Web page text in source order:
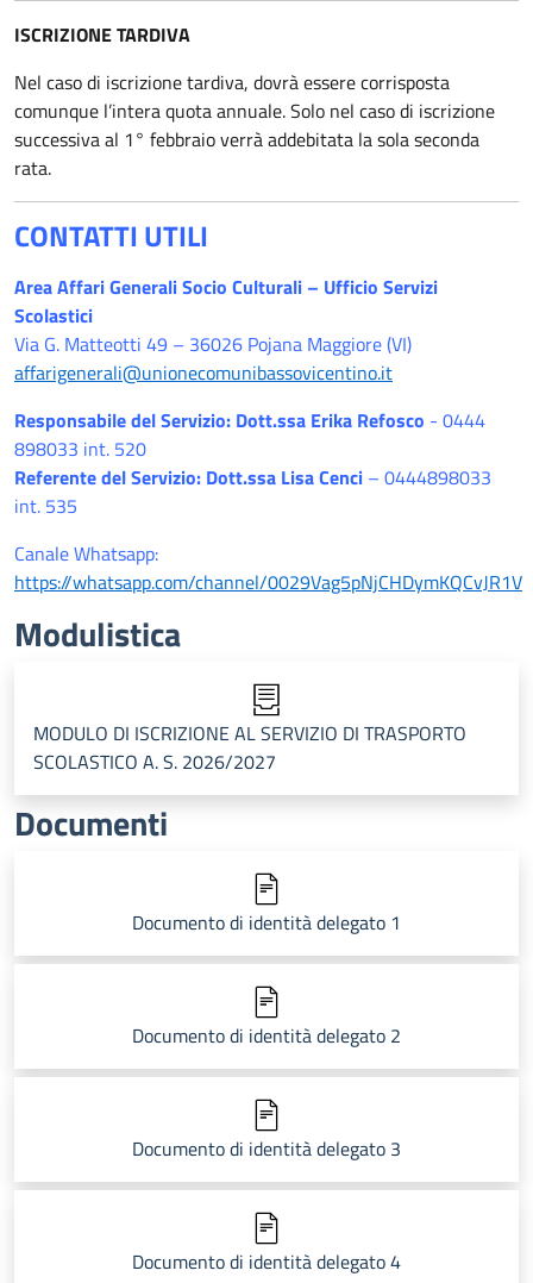
ISCRIZIONE TARDIVA
Nel caso di iscrizione tardiva, dovrà essere corrisposta
comunque l’intera quota annuale. Solo nel caso di iscrizione
successiva al 1° febbraio verrà addebitata la sola seconda
rata.
CONTATTI UTILI
Area Affari Generali Socio Culturali – Ufficio Servizi
Scolastici
Via G. Matteotti 49 – 36026 Pojana Maggiore (VI)
affarigenerali@unionecomunibassovicentino.it
Responsabile del Servizio: Dott.ssa Erika Refosco - 0444
898033 int. 520
Referente del Servizio: Dott.ssa Lisa Cenci – 0444898033
int. 535
Canale Whatsapp:
https://whatsapp.com/channel/0029Vag5pNjCHDymKQCvJR1V
Modulistica
MODULO DI ISCRIZIONE AL SERVIZIO DI TRASPORTO
SCOLASTICO A. S. 2026/2027
Documenti
Documento di identità delegato 1
Documento di identità delegato 2
Documento di identità delegato 3
Documento di identità delegato 4